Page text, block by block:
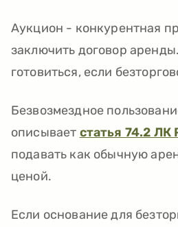
Аукцион - конкурентная
заключить договор
готовиться, если
Безвозмездное
описывает статья 74.2 ЛК
подавать как обычную
ценой.
Если основание для